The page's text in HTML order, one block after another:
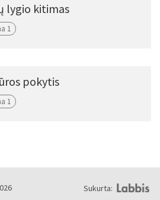
lygio kitimas
1
pokytis
1
Sukurta: